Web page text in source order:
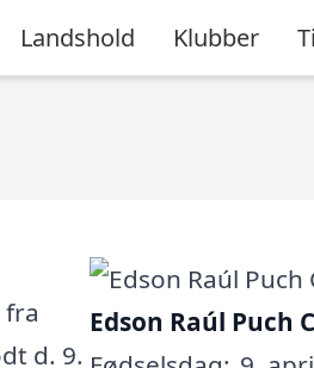
Landshold Klubber
fra
d. 9.
Edson Raúl Puch